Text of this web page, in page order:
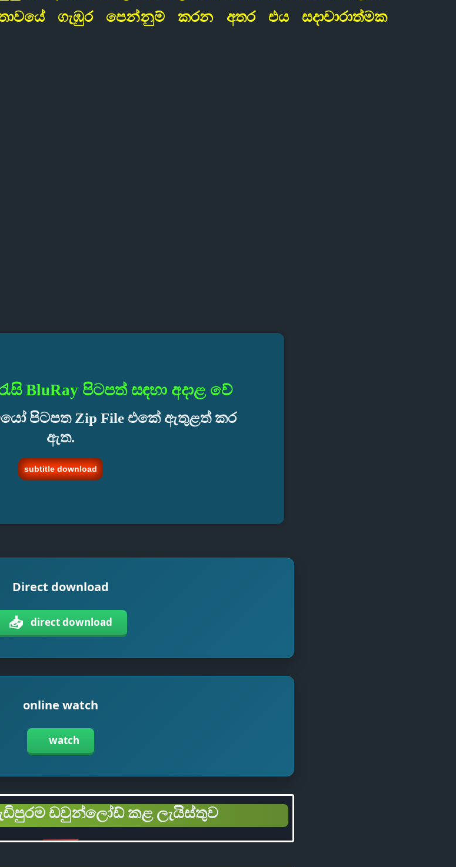
ගැඹුර පෙන්නුම් කරන අතර එය සදාචාරාත්මක
BluRay පිටපත් සඳහා අදාළ වේ
පිටපත Zip File එකේ ඇතුළත් කර
ඇත.
subtitle download
Direct download
📥 direct download
online watch
watch
ඩවුන්ලෝඩ් කළ ලැයිස්තුව